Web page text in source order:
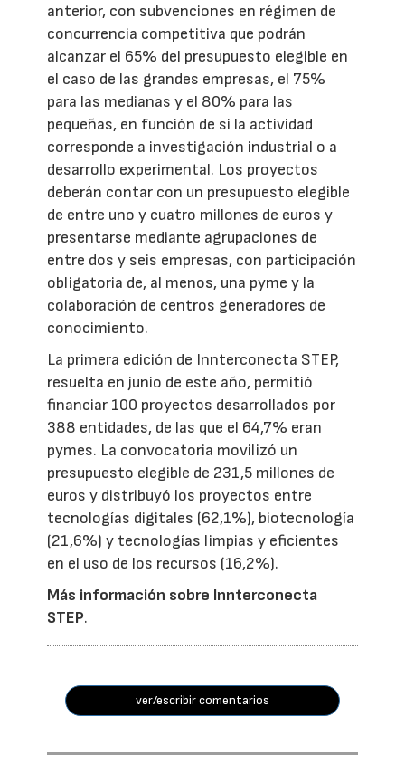
anterior, con subvenciones en régimen de
concurrencia competitiva que podrán
alcanzar el 65% del presupuesto elegible en
el caso de las grandes empresas, el 75%
para las medianas y el 80% para las
pequeñas, en función de si la actividad
corresponde a investigación industrial o a
desarrollo experimental. Los proyectos
deberán contar con un presupuesto elegible
de entre uno y cuatro millones de euros y
presentarse mediante agrupaciones de
entre dos y seis empresas, con participación
obligatoria de, al menos, una pyme y la
colaboración de centros generadores de
conocimiento.
La primera edición de Innterconecta STEP,
resuelta en junio de este año, permitió
financiar 100 proyectos desarrollados por
388 entidades, de las que el 64,7% eran
pymes. La convocatoria movilizó un
presupuesto elegible de 231,5 millones de
euros y distribuyó los proyectos entre
tecnologías digitales (62,1%), biotecnología
(21,6%) y tecnologías limpias y eficientes
en el uso de los recursos (16,2%).
Más información sobre Innterconecta
STEP.
ver/escribir comentarios